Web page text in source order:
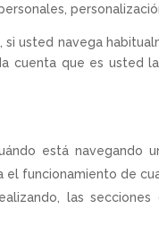
usted navega
cuenta que es usted
está navegando
el funcionamiento de
las secciones